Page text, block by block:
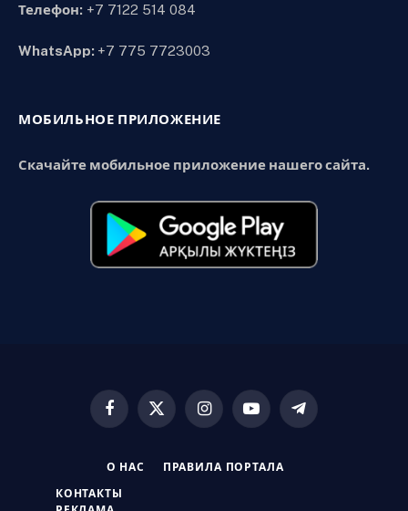
Телефон: +7 7122 514 084
WhatsApp: +7 775 7723003
МОБИЛЬНОЕ ПРИЛОЖЕНИЕ
Скачайте мобильное приложение нашего сайта.
Facebook
X
InstagramYouTubeTelegram
О НАС ПРАВИЛА ПОРТАЛА
КОНТАКТЫ